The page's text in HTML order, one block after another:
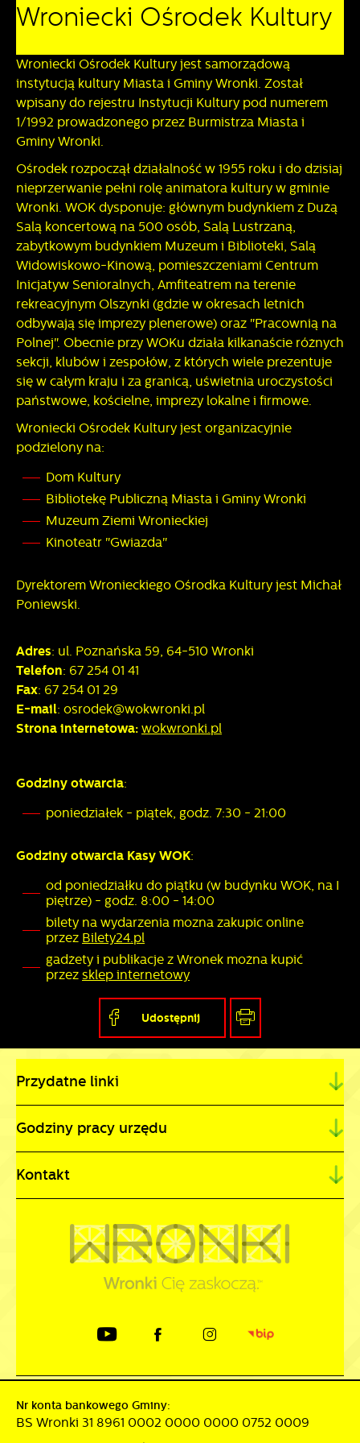
Wroniecki Ośrodek Kultury
Wroniecki Ośrodek Kultury jest samorządową
instytucją kultury Miasta i Gminy Wronki. Został
wpisany do rejestru Instytucji Kultury pod numerem
1/1992 prowadzonego przez Burmistrza Miasta i
Gminy Wronki.
Ośrodek rozpoczął działalność w 1955 roku i do dzisiaj
nieprzerwanie pełni rolę animatora kultury w gminie
Wronki. WOK dysponuje: głównym budynkiem z Dużą
Salą koncertową na 500 osób, Salą Lustrzaną,
zabytkowym budynkiem Muzeum i Biblioteki, Salą
Widowiskowo-Kinową, pomieszczeniami Centrum
Inicjatyw Senioralnych, Amfiteatrem na terenie
rekreacyjnym Olszynki (gdzie w okresach letnich
odbywają się imprezy plenerowe) oraz "Pracownią na
Polnej". Obecnie przy WOKu działa kilkanaście różnych
sekcji, klubów i zespołów, z których wiele prezentuje
się w całym kraju i za granicą, uświetnia uroczystości
państwowe, kościelne, imprezy lokalne i firmowe.
Wroniecki Ośrodek Kultury jest organizacyjnie
podzielony na:
Dom Kultury
Bibliotekę Publiczną Miasta i Gminy Wronki
Muzeum Ziemi Wronieckiej
Kinoteatr "Gwiazda"
Dyrektorem Wronieckiego Ośrodka Kultury jest Michał
Poniewski.
Adres: ul. Poznańska 59, 64-510 Wronki
Telefon: 67 254 01 41
Fax: 67 254 01 29
E-mail: osrodek@wokwronki.pl
Strona internetowa: wokwronki.pl
Godziny otwarcia:
poniedziałek - piątek, godz. 7:30 - 21:00
Godziny otwarcia Kasy WOK:
od poniedziałku do piątku (w budynku WOK, na I
piętrze) - godz. 8:00 - 14:00
bilety na wydarzenia mozna zakupic online
przez Bilety24.pl
gadżety i publikacje z Wronek można kupić
przez sklep internetowy
Udostępnij
Przydatne linki
Godziny pracy urzędu
Kontakt
Nr konta bankowego Gminy:
BS Wronki 31 8961 0002 0000 0000 0752 0009
personalizację określonych funkcjonalności czy
prezentowanych treści.
komfort korzystania z funkcjonalności naszej strony poprzez
dopasowanie jej do Twoich indywidualnych preferencji.
Wyrażenie zgody na funkcjonalne i personalizacyjne pliki
cookies gwarantuje dostępność większej ilości funkcji na
stronie.
Analityczne
Analityczne pliki cookies pomagają nam rozwijać się i
dostosowywać do Twoich potrzeb.
Cookies analityczne pozwalają na uzyskanie informacji w
zakresie wykorzystywania witryny internetowej, miejsca oraz
częstotliwości, z jaką odwiedzane są nasze serwisy www.
Dane pozwalają nam na ocenę naszych serwisów
internetowych pod względem ich popularności wśród
użytkowników. Zgromadzone informacje są przetwarzane w
formie zanonimizowanej. Wyrażenie zgody na analityczne
pliki cookies gwarantuje dostępność wszystkich
funkcjonalności.
Więcej
Reklamowe
Dzięki reklamowym plikom cookies prezentujemy Ci
najciekawsze informacje i aktualności na stronach naszych
partnerów.
Promocyjne pliki cookies służą do prezentowania Ci
naszych komunikatów na podstawie analizy Twoich
upodobań oraz Twoich zwyczajów dotyczących
przeglądanej witryny internetowej. Treści promocyjne mogą
pojawić się na stronach podmiotów trzecich lub firm
będących naszymi partnerami oraz innych dostawców usług.
Firmy te działają w charakterze pośredników prezentujących
nasze treści w postaci wiadomości, ofert, komunikatów
mediów społecznościowych.
Więcej